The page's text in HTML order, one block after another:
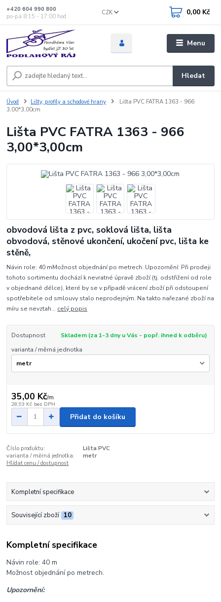
Menu
CZK
Hledat
+420 604 990 800
po-pá 8:15 - 17:00 hod
0,00 Kč
Úvod Lišty, profily a schodové hrany
Lišta PVC FATRA 1363 - 966
3,00*3,00cm
Lišta PVC FATRA 1363 - 966
3,00*3,00cm
obvodová lišta z pvc, soklová lišta, lišta
obvodová, stěnové ukončení, ukočení pvc, lišta ke
stěně,
Návin role: 40 mMožnost objednání po metrech. Upozornění: Při prodeji
tohoto sortimentu dochází k nevratné úpravě zboží (tj. odstřižení od role
v objednané délce), které by se v případě vrácení zboží při odstoupení
spotřebitele od smlouvy stalo neprodejným. Na takto nařezané zboží na
míru se nevztah... celý popis
Dostupnost
Skladem (za 1-3 dny u Vás - popř. ihned k odběru)
varianta / měrná jednotka
35,00 Kč/m
28,93 Kč bez DPH
Přidat do košíku
Číslo produktu:
Lišta PVC
varianta / měrná jednotka:
metr
Hlídat cenu / dostupnost
Kompletní specifikace
Související zboží 10
Kompletní specifikace
Návin role: 40 m
Možnost objednání po metrech.
Upozornění: